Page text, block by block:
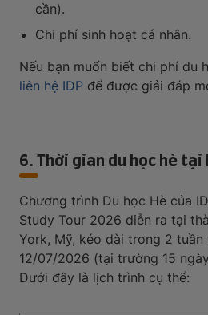
cần).
Chi phí sinh hoạt cá nhân.
Nếu bạn muốn biết chi phí du
liên hệ IDP để được giải đáp
6. Thời gian du học hè tại
Chương trình Du học Hè của
Study Tour 2026 diễn ra tại
York, Mỹ, kéo dài trong 2
12/07/2026 (tại trường 15
Dưới đây là lịch trình cụ thể: